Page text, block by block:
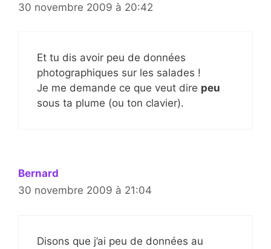
30 novembre 2009 à 20:42
Et tu dis avoir peu de données
photographiques sur les salades !
Je me demande ce que veut dire peu
sous ta plume (ou ton clavier).
Bernard
30 novembre 2009 à 21:04
Disons que j’ai peu de données au